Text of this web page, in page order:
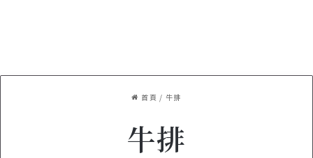
首頁 / 牛排
牛排